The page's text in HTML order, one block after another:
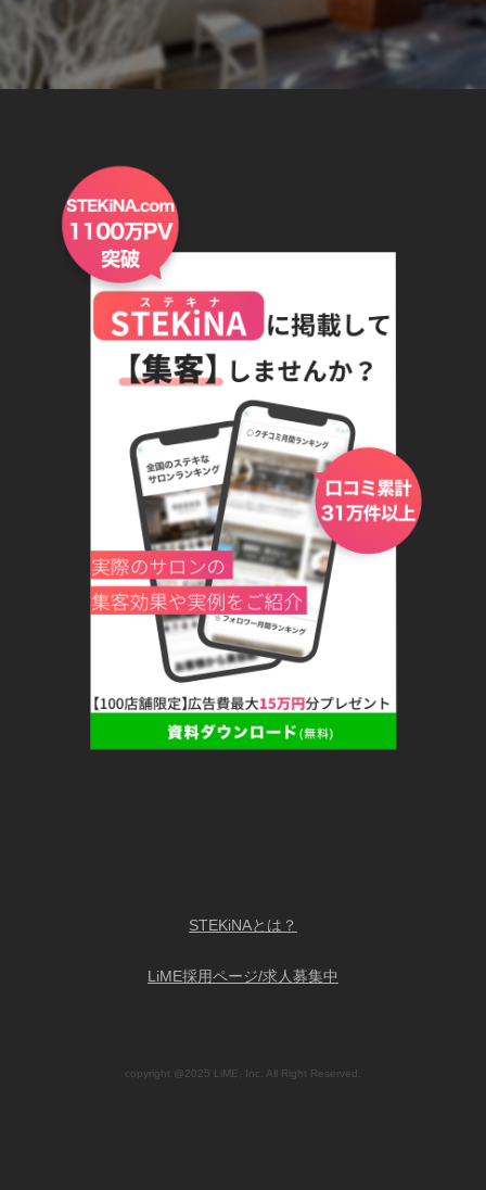
STEKiNAとは？
LiME採用ページ/求人募集中
copyright @2025 LiME, Inc. All Right Reserved.